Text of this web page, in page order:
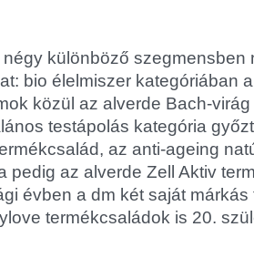
különböző szegmensben
bio élelmiszer kategóriában
közül az alverde Bach-
testápolás kategória
az anti-ageing
pedig az alverde Zell Aktiv
évben a dm két saját márkás
termékcsaládok is 20.